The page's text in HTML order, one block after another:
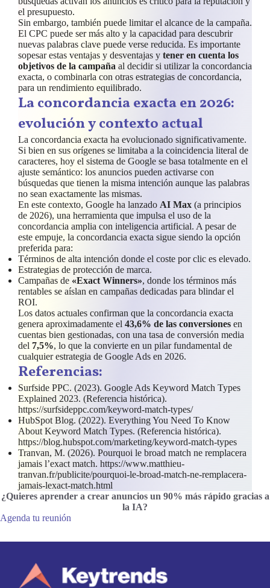
el presupuesto.
Sin embargo, también puede limitar el alcance de la campaña.
El CPC puede ser más alto y la capacidad para descubrir
nuevas palabras clave puede verse reducida. Es importante
sopesar estas ventajas y desventajas y tener en cuenta los
objetivos de la campaña al decidir si utilizar la concordancia
exacta, o combinarla con otras estrategias de concordancia,
para un rendimiento equilibrado.
La concordancia exacta en 2026:
evolución y contexto actual
La concordancia exacta ha evolucionado significativamente.
Si bien en sus orígenes se limitaba a la coincidencia literal de
caracteres, hoy el sistema de Google se basa totalmente en el
ajuste semántico: los anuncios pueden activarse con
búsquedas que tienen la misma intención aunque las palabras
no sean exactamente las mismas.
En este contexto, Google ha lanzado AI Max (a principios
de 2026), una herramienta que impulsa el uso de la
concordancia amplia con inteligencia artificial. A pesar de
este empuje, la concordancia exacta sigue siendo la opción
preferida para:
Términos de alta intención donde el coste por clic es elevado.
Estrategias de protección de marca.
Campañas de «Exact Winners», donde los términos más
rentables se aíslan en campañas dedicadas para blindar el
ROI.
Los datos actuales confirman que la concordancia exacta
genera aproximadamente el 43,6% de las conversiones en
cuentas bien gestionadas, con una tasa de conversión media
del 7,5%, lo que la convierte en un pilar fundamental de
cualquier estrategia de Google Ads en 2026.
Referencias:
Surfside PPC. (2023). Google Ads Keyword Match Types
Explained 2023. (Referencia histórica).
https://surfsideppc.com/keyword-match-types/
HubSpot Blog. (2022). Everything You Need To Know
About Keyword Match Types. (Referencia histórica).
https://blog.hubspot.com/marketing/keyword-match-types
Tranvan, M. (2026). Pourquoi le broad match ne remplacera
jamais l’exact match. https://www.matthieu-
tranvan.fr/publicite/pourquoi-le-broad-match-ne-remplacera-
jamais-lexact-match.html
¿Quieres aprender a crear anuncios un 90% más rápido gracias a
la IA?
Agenda tu reunión